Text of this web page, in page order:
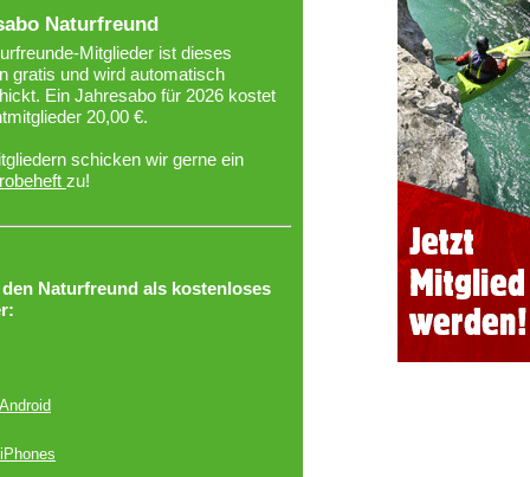
Naturfreund
Mitglieder ist dieses
gratis und wird automatisch
Ein Jahresabo für 2026 kostet
20,00 €.
schicken wir gerne ein
zu!
Naturfreund als kostenloses